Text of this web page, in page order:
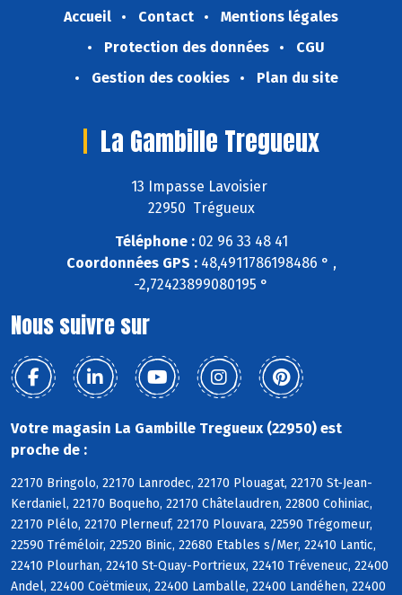
Accueil Contact
Mentions légales
Protection des données
CGU
Gestion des cookies
Plan du site
La Gambille Tregueux
13 Impasse Lavoisier
22950 Trégueux
Téléphone :02 96 33 48 41
Coordonnées GPS :48,4911786198486 ° ,
-2,72423899080195 °
Nous suivre sur
Votre magasin La Gambille Tregueux (22950) est
proche de :
22170 Bringolo, 22170 Lanrodec, 22170 Plouagat, 22170 St-Jean-
Kerdaniel, 22170 Boqueho, 22170 Châtelaudren, 22800 Cohiniac,
22170 Plélo, 22170 Plerneuf, 22170 Plouvara, 22590 Trégomeur,
22590 Tréméloir, 22520 Binic, 22680 Etables s/Mer, 22410 Lantic,
22410 Plourhan, 22410 St-Quay-Portrieux, 22410 Tréveneuc, 22400
Andel, 22400 Coëtmieux, 22400 Lamballe, 22400 Landéhen, 22400